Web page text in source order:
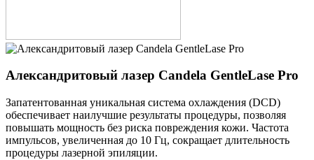
Александритовый лазер Candela GentleLase Pro
Запатентованная уникальная система охлаждения (DCD)
обеспечивает наилучшие результаты процедуры, позволяя
повышать мощность без риска повреждения кожи. Частота
импульсов, увеличенная до 10 Гц, сокращает длительность
процедуры лазерной эпиляции.